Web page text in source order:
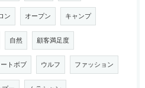
ン オープン キャンプ
自然 顧客満足度
トボブ ウルフ ファッション